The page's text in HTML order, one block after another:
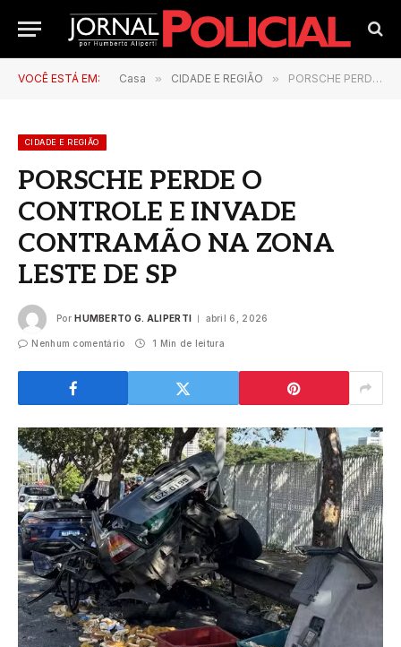
VOCÊ ESTÁ EM: Casa » CIDADE E REGIÃO » PORSCHE PERDE O CONTROLE E INVADE CONTRAMÃO NA ZONA LESTE DE SP
CIDADE E REGIÃO
PORSCHE PERDE O
CONTROLE E INVADE
CONTRAMÃO NA ZONA
LESTE DE SP
Por HUMBERTO G. ALIPERTI abril 6, 2026
Nenhum comentário 1 Min de leitura